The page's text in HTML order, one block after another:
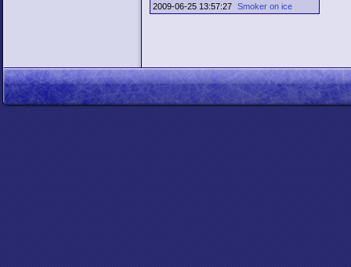
2009-06-25 13:57:27 Smoker on ice